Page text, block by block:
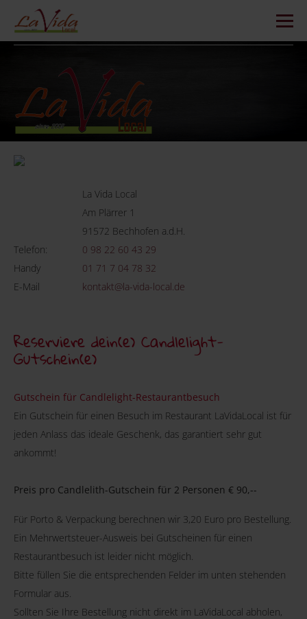
La Vida Local
Am Plärrer 1
91572 Bechhofen a.d.H.
Telefon:
0 98 22 60 43 29
Handy
01 71 7 04 78 32
E-Mail
kontakt@la-vida-local.de
Reserviere dein(e) Candlelight-
Gutschein(e)
Gutschein für Candlelight-Restaurantbesuch
Ein Gutschein für einen Besuch im Restaurant LaVidaLocal ist für
jeden Anlass das ideale Geschenk, das garantiert sehr gut
ankommt!
Preis pro Candlelith-Gutschein für 2 Personen € 90,--
Für Porto & Verpackung berechnen wir 3,20 Euro pro Bestellung.
Ein Mehrwertsteuer-Ausweis bei Gutscheinen für einen
Restaurantbesuch ist leider nicht möglich.
Bitte füllen Sie die entsprechenden Felder im unten stehenden
Formular aus.
Sollten Sie Ihre Bestellung nicht direkt im LaVidaLocal abholen,